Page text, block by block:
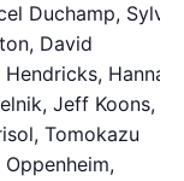
Duchamp, Sylvie
David
Hannah
Jeff Koons,
Tomokazu